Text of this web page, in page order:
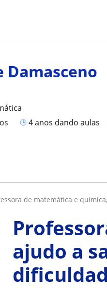
Damasceno
4 anos dando aulas
de matemática e
ajudo a